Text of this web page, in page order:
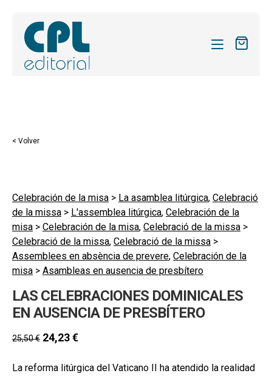
REVISTAS
el
hijo
ACTUALIDAD
el
hijo
BLOG
menú
CONTACTO
BUSCAR
< Volver
Celebración de la misa > La asamblea litúrgica, Celebració
de la missa > L'assemblea litúrgica, Celebración de la
misa > Celebración de la misa, Celebració de la missa >
Celebració de la missa, Celebració de la missa >
Assemblees en absència de prevere, Celebración de la
misa > Asambleas en ausencia de presbítero
LAS CELEBRACIONES DOMINICALES
EN AUSENCIA DE PRESBÍTERO
25,50€ 24,23€
La reforma litúrgica del Vaticano II ha atendido la realidad